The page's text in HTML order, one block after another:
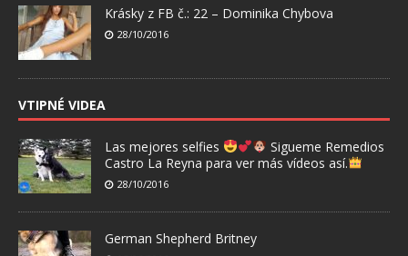
Krásky z FB č.: 22 – Dominika Chybova
28/10/2016
VTIPNÉ VIDEA
Las mejores selfies
Sigueme Remedios
Castro La Reyna para ver más vídeos así.
28/10/2016
German Shepherd Britney